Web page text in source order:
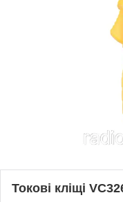
Токові кліщі